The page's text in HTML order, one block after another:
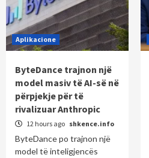
Aplikacione
ByteDance trajnon një
model masiv të AI-së në
përpjekje për të
rivalizuar Anthropic
12 hours ago shkence.info
ByteDance po trajnon një
model të inteligjencës